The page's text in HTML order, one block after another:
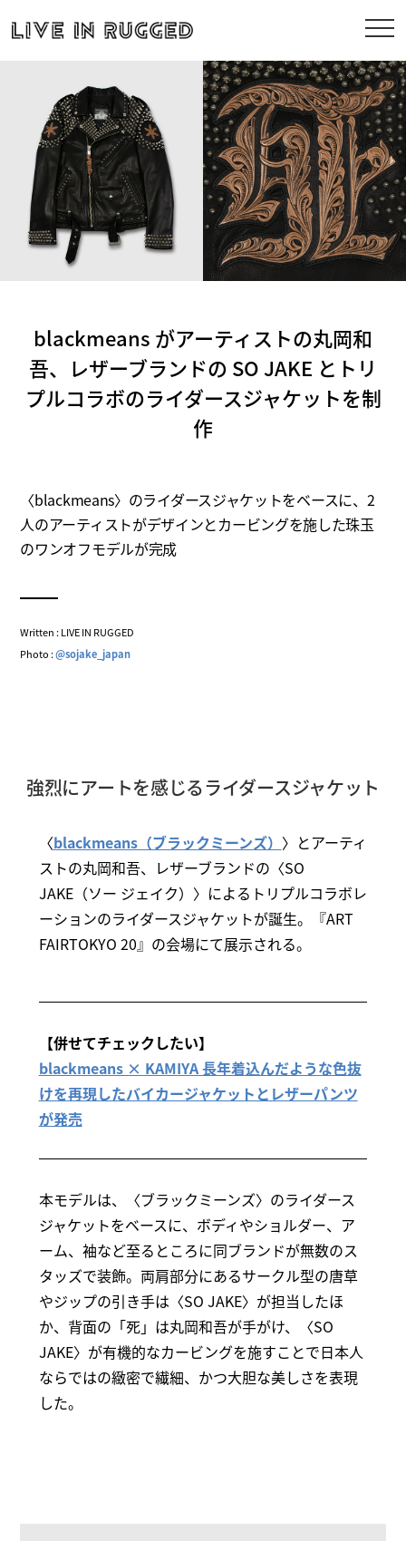
blackmeans がアーティストの丸岡和
吾、レザーブランドの SO JAKE とトリ
プルコラボのライダースジャケットを制
作
〈blackmeans〉のライダースジャケットをベースに、2
人のアーティストがデザインとカービングを施した珠玉
のワンオフモデルが完成
Written : LIVE IN RUGGED
Photo :@sojake_japan
強烈にアートを感じるライダースジャケット
〈blackmeans（ブラックミーンズ） 〉とアーティ
ストの丸岡和吾、レザーブランドの〈SO
JAKE（ソー ジェイク）〉によるトリプルコラボレ
ーションのライダースジャケットが誕生。『ART
FAIRTOKYO 20』の会場にて展示される。
【併せてチェックしたい】
blackmeans × KAMIYA 長年着込んだような色抜
けを再現したバイカージャケットとレザーパンツ
が発売
本モデルは、〈ブラックミーンズ〉のライダース
ジャケットをベースに、ボディやショルダー、ア
ーム、袖など至るところに同ブランドが無数のス
タッズで装飾。両肩部分にあるサークル型の唐草
やジップの引き手は〈SO JAKE〉が担当したほ
か、背面の「死」は丸岡和吾が手がけ、〈SO
JAKE〉が有機的なカービングを施すことで日本人
ならではの緻密で繊細、かつ大胆な美しさを表現
した。